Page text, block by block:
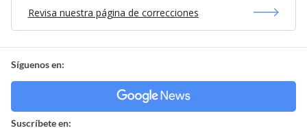
Revisa nuestra página de correcciones
Síguenos en:
Suscríbete en: